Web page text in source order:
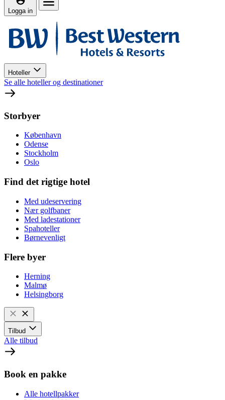
Logga in
Hoteller
Se alle hoteller og destinationer
Storbyer
København
Odense
Stockholm
Oslo
Find det rigtige hotel
Med udeservering
Nær golfbaner
Med ladestationer
Spahoteller
Børnevenligt
Flere byer
Herning
Malmø
Helsingborg
Tilbud
Alle tilbud
Book en pakke
Alle hotellpakker